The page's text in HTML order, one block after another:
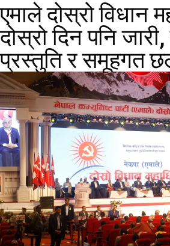
एमाले दोस्रो विधान
दोस्रो दिन पनि
प्रस्तुति र समूहगत